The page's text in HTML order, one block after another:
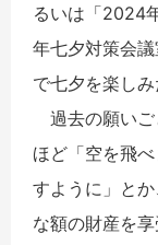
るいは「2024
年七夕対策会
で七夕を楽しみ
過去の願いご
ほど「空を飛
すように」と
な額の財産を